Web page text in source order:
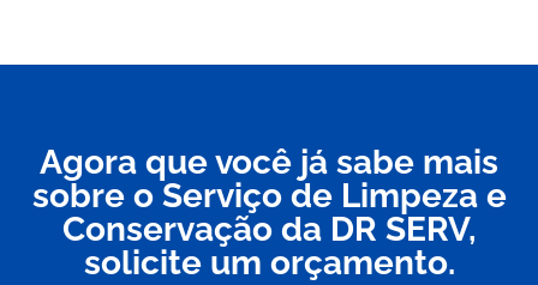
Agora que você já sabe mais
sobre o Serviço de Limpeza e
Conservação da DR SERV,
solicite um orçamento.